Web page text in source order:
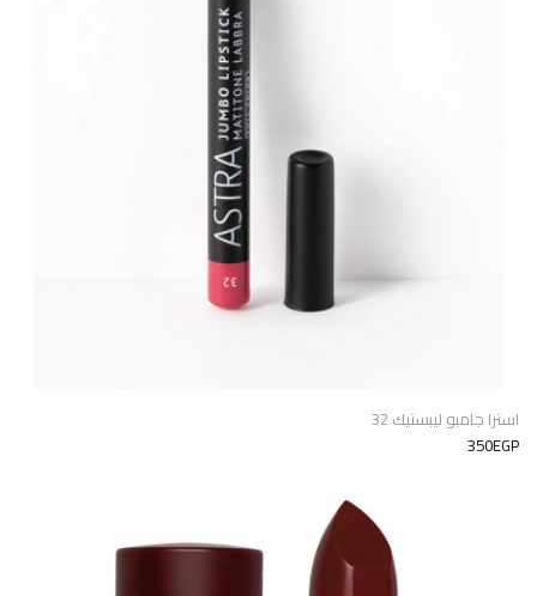
استرا جامبو ليبستيك 32
350EGP